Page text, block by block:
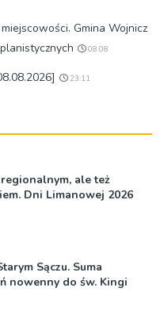
Gmina Wojnicz
08:08
23:11
ale też
Dni Limanowej 2026
Sączu. Suma
nowenny do św. Kingi